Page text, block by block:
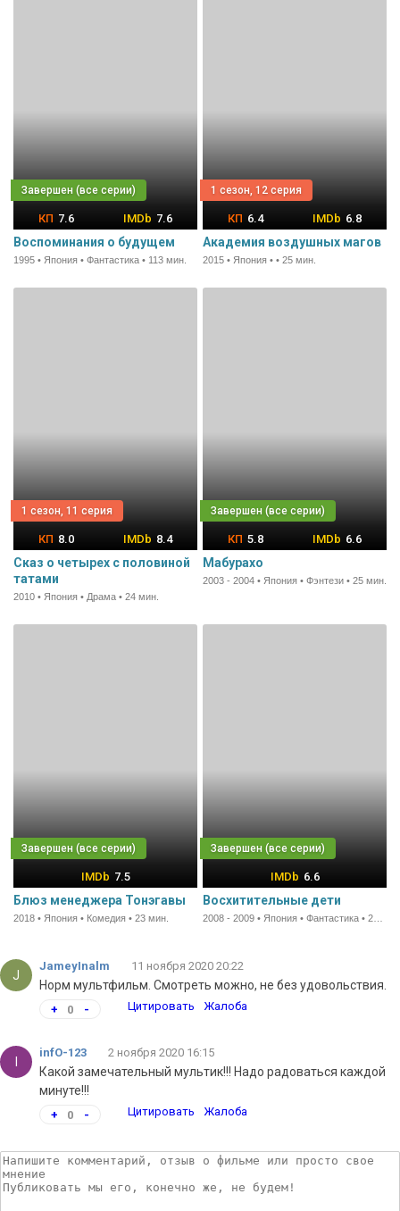
7.6 7.6
Воспоминания о будущем
1995 • Япония • Фантастика • 113 мин.
1 сезон, 12 серия
6.4 6.8
Академия воздушных магов
2015 • Япония • • 25 мин.
1 сезон, 11 серия
8.0 8.4
Сказ о четырех с половиной
татами
2010 • Япония • Драма • 24 мин.
5.8 6.6
Мабурахо
2003 - 2004 • Япония • Фэнтези • 25 мин.
7.5
Блюз менеджера Тонэгавы
2018 • Япония • Комедия • 23 мин.
6.6
Восхитительные дети
J
JameyInalm 11 ноября 2020 20:22
Норм мультфильм. Смотреть можно, не без удовольствия.
+ 0 - Цитировать Жалоба
infO-123 2 ноября 2020 16:15
Какой замечательный мультик!!! Надо радоваться каждой
минуте!!!
+ 0 - Цитировать Жалоба